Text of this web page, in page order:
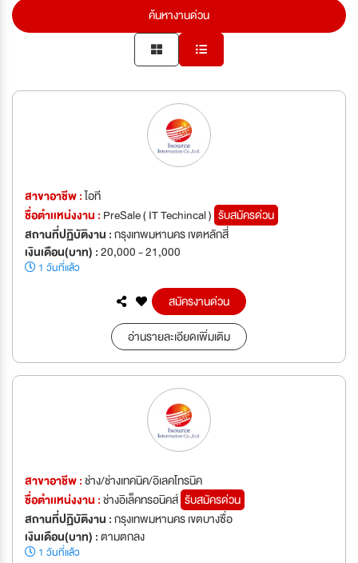
ค้นหางานด่วน
สาขาอาชีพ :ไอที
ชื่อตำเเหน่งงาน : PreSale ( IT Techincal ) รับสมัครด่วน
สถานที่ปฏิบัติงาน :กรุงเทพมหานคร เขตหลักสี่
เงินเดือน(บาท) :20,000 - 21,000
1 วันที่แล้ว
สมัครงานด่วน
อ่านรายละเอียดเพิ่มเติม
สาขาอาชีพ :ช่าง/ช่างเทคนิค/อิเลคโทรนิค
ชื่อตำเเหน่งงาน :ช่างอิเล็คทรอนิคส์ รับสมัครด่วน
สถานที่ปฏิบัติงาน :กรุงเทพมหานคร เขตบางซื่อ
เงินเดือน(บาท) :ตามตกลง
1 วันที่แล้ว